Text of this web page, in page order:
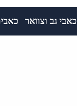
כאבי גב וצוואר